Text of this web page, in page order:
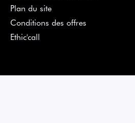
Plan du site
Conditions des offres
Ethic'call